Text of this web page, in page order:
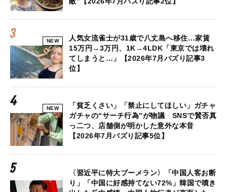
NEW
人気女流雀士が31歳で八丈島へ移住…家賃
15万円→3万円、1K→4LDK「東京では壊れ
てしまうと…」【2026年7月バズり記事3
位】
NEW
「貧乏くさい」「禁止にしてほしい」ガチャ
ガチャの“サーチ行為”が物議 SNSで賛否真
っ二つ、店舗側が明かした意外な本音
【2026年7月バズり記事5位】
〈習近平に特大ブーメラン〉「中国人客お断
り」「中国に好感持てない72%」韓国で噴き